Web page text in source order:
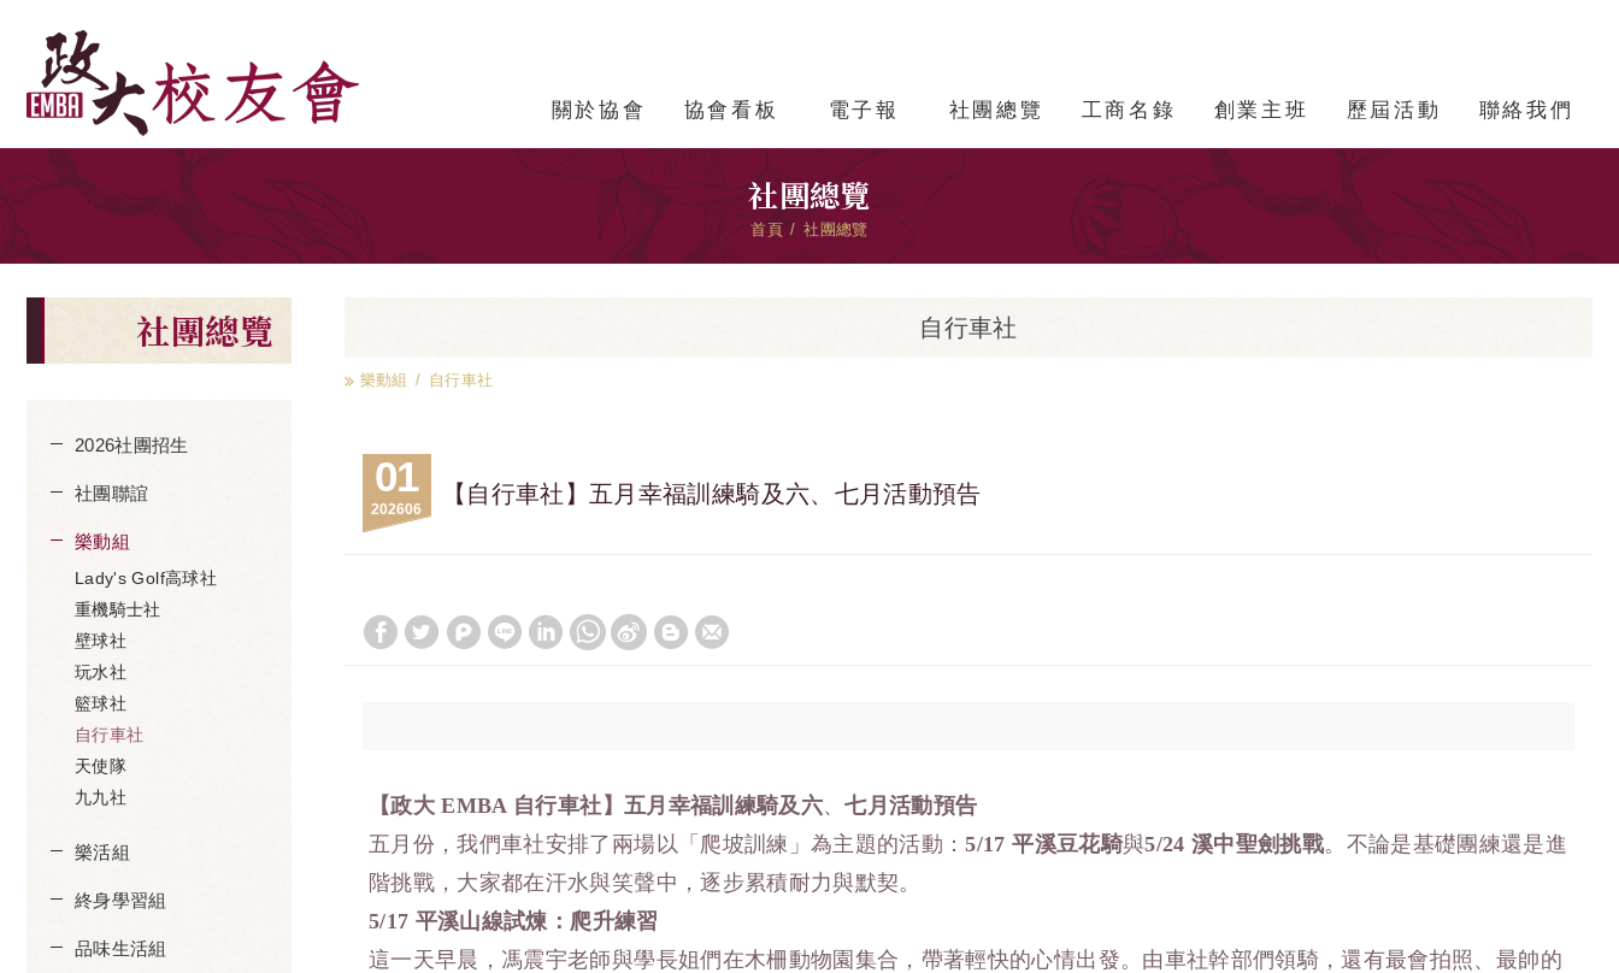
關於協會 協會看板 電子報 社團總覽 工商名錄 創業主班 歷屆活動 聯絡我們
社團總覽
首頁 社團總覽
社團總覽
2026社團招生
社團聯誼
樂動組
Lady's Golf高球社
重機騎士社
壁球社
玩水社
籃球社
自行車社
天使隊
九九社
樂活組
終身學習組
品味生活組
自行車社
樂動組 自行車社
01
06
2026
【自行車社】五月幸福訓練騎及六、七月活動預告
【政大 EMBA 自行車社】五月幸福訓練騎及六、七月活動預告
五月份，我們車社安排了兩場以「爬坡訓練」為主題的活動：5/17平溪豆花騎與5/24溪中聖劍挑戰。不論是基礎團練還是進
階挑戰，大家都在汗水與笑聲中，逐步累積耐力與默契。
5/17 平溪山線試煉：爬升練習
這一天早晨，馮震宇老師與學長姐們在木柵動物園集合，帶著輕快的心情出發。由車社幹部們領騎，還有最會拍照、最帥的